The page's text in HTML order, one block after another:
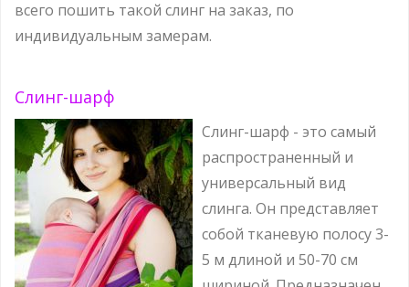
всего пошить такой слинг на заказ, по
индивидуальным замерам.
Слинг-шарф
Слинг-шарф - это самый
распространенный и
универсальный вид
слинга. Он представляет
собой тканевую полосу 3-
5 м длиной и 50-70 см